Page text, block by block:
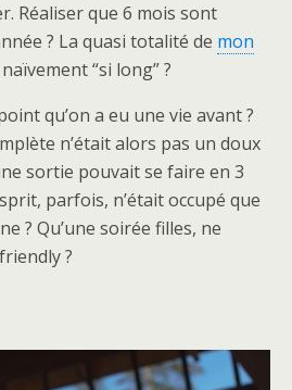
Réaliser que 6 mois sont
? La quasi totalité de mon
“si long” ?
qu’on a eu une vie avant ?
n’était alors pas un doux
sortie pouvait se faire en 3
parfois, n’était occupé que
? Qu’une soirée filles, ne
?